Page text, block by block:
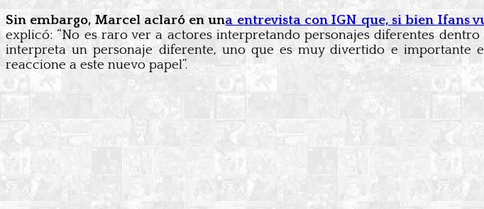
Sin embargo, Marcel aclaró en una entrevista con IGN que, si bien Ifans
explicó: “No es raro ver a actores interpretando personajes diferentes
interpreta un personaje diferente, uno que es muy divertido e importante
reaccione a este nuevo papel”.